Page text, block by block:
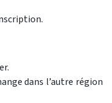
dans l’autre région